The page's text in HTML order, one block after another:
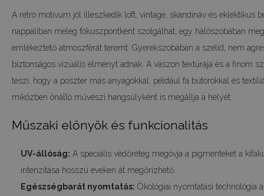
A retro motívum jól illeszkedik loft, vintage, skandináv és eklektikus
nappaliban meleg fókuszpontként szolgálhat, egy hálószobában
emlékeztető atmoszférát teremt. Gyerekszobában a szelíd, nem
biztonságos vizuális élményt adnak. A vászon textúrája és a finom
teszi, hogy a poszter más anyagokkal, például fa bútorokkal és
miközben önálló művészi hangsúlyként is megállja a helyét.
Műszaki előnyök és funkcionalitás
UV-állóság: A speciális védőréteg megóvja a pigmenteket a
intenzitása hosszú éveken át megőrizhető.
Egészségbarát nyomtatás: Ökológiai nyomtatási technológia